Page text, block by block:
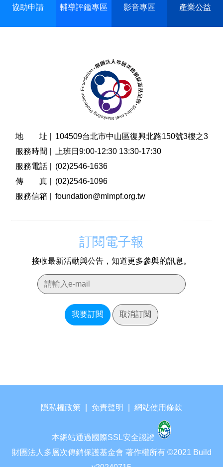
協助申請 輔導評鑑專區 影音專區 產業公益
地 址 |
104509台北市中山區復興北路150號3樓之3
服務時間 |
上班日9:00-12:30 13:30-17:30
服務電話 |
(02)2546-1636
傳 真 |
(02)2546-1096
服務信箱 |
foundation@mlmpf.org.tw
訂閱電子報
接收最新活動與公告，知道更多參與的訊息。
我要訂閱 取消訂閱
隱私權政策 免責聲明 網站使用條款
本網站通過國際SSL安全認證
財團法人多層次傳銷保護基金會 著作權所有 ©2021 Build